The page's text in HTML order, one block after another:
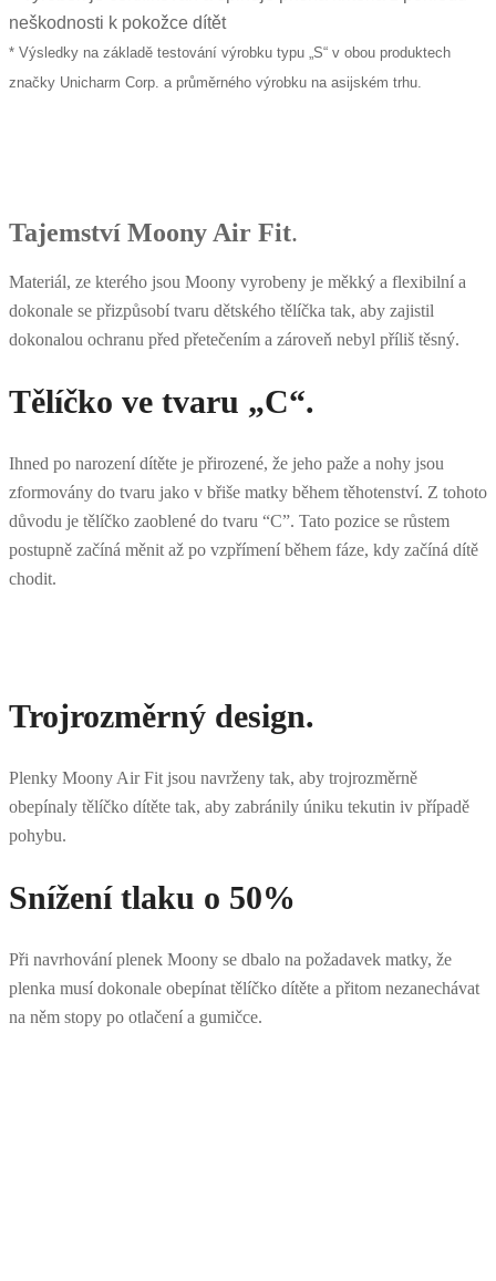
neškodnosti k pokožce dítět
* Výsledky na základě testování výrobku typu „S“ v obou produktech
značky Unicharm Corp. a průměrného výrobku na asijském trhu.
Tajemství Moony Air Fit.
Materiál, ze kterého jsou Moony vyrobeny je měkký a flexibilní a
dokonale se přizpůsobí tvaru dětského tělíčka tak, aby zajistil
dokonalou ochranu před přetečením a zároveň nebyl příliš těsný.
Tělíčko ve tvaru „C“.
Ihned po narození dítěte je přirozené, že jeho paže a nohy jsou
zformovány do tvaru jako v břiše matky během těhotenství. Z tohoto
důvodu je tělíčko zaoblené do tvaru “C”. Tato pozice se růstem
postupně začíná měnit až po vzpřímení během fáze, kdy začíná dítě
chodit.
Trojrozměrný design.
Plenky Moony Air Fit jsou navrženy tak, aby trojrozměrně
obepínaly tělíčko dítěte tak, aby zabránily úniku tekutin iv případě
pohybu.
Snížení tlaku o 50%
Při navrhování plenek Moony se dbalo na požadavek matky, že
plenka musí dokonale obepínat tělíčko dítěte a přitom nezanechávat
na něm stopy po otlačení a gumičce.